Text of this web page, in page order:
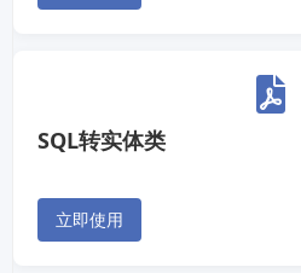
SQL转实体类
立即使用